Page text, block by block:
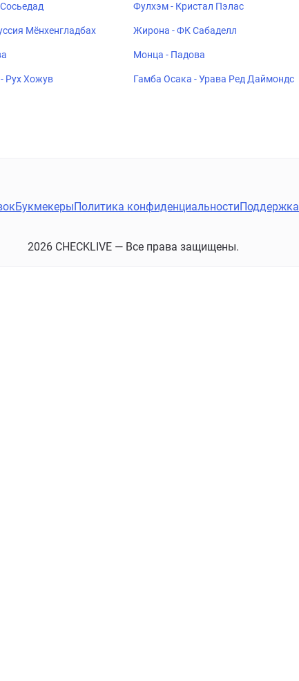
Фулхэм - Кристал Пэлас
Мёнхенгладбах Жирона - ФК Сабаделл
Монца - Падова
Рух Хожув Гамба Осака - Урава Ред Даймондс
БукмекерыПолитика конфиденциальностиПоддержка
2026 CHECKLIVE — Все права защищены.